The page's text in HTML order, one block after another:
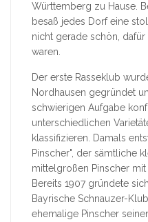
Württemberg zu Hause.
besaß jedes Dorf eine
nicht gerade schön,
waren.
Der erste Rasseklub
Nordhausen gegründet
schwierigen Aufgabe
unterschiedlichen
klassifizieren. Damals
Pinscher", der sämtliche
mittelgroßen Pinscher
Bereits 1907 gründete
Bayrische Schnauzer-
ehemalige Pinscher